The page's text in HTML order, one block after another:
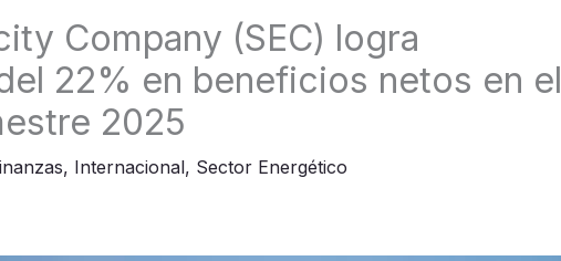
Company (SEC) logra
22% en beneficios netos en el
2025
, Internacional, Sector Energético